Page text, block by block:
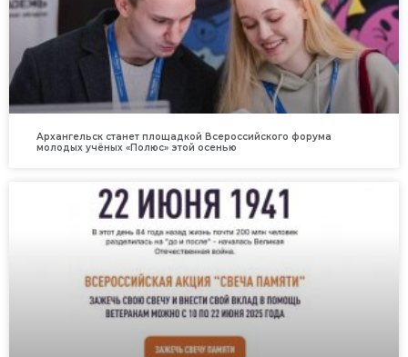
Архангельск станет площадкой Всероссийского форума
молодых учёных «Полюс» этой осенью